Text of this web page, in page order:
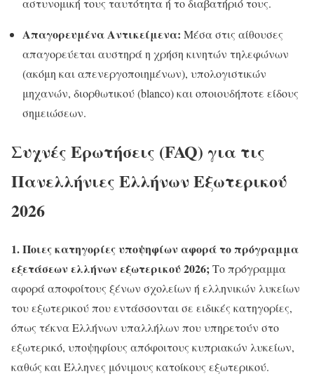
αστυνομική τους ταυτότητα ή το διαβατήριό τους.
Απαγορευμένα Αντικείμενα: Μέσα στις αίθουσες
απαγορεύεται αυστηρά η χρήση κινητών τηλεφώνων
(ακόμη και απενεργοποιημένων), υπολογιστικών
μηχανών, διορθωτικού (blanco) και οποιουδήποτε είδους
σημειώσεων.
Συχνές Ερωτήσεις (FAQ) για τις
Πανελλήνιες Ελλήνων Εξωτερικού
2026
1. Ποιες κατηγορίες υποψηφίων αφορά το πρόγραμμα
εξετάσεων ελλήνων εξωτερικού 2026;Το πρόγραμμα
αφορά αποφοίτους ξένων σχολείων ή ελληνικών λυκείων
του εξωτερικού που εντάσσονται σε ειδικές κατηγορίες,
όπως τέκνα Ελλήνων υπαλλήλων που υπηρετούν στο
εξωτερικό, υποψηφίους απόφοιτους κυπριακών λυκείων,
καθώς και Έλληνες μόνιμους κατοίκους εξωτερικού.